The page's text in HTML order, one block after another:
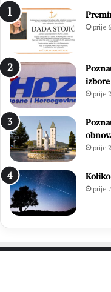
prije
prije
prije
prije